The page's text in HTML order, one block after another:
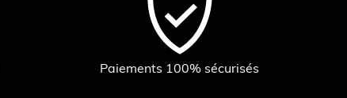
Paiements 100% sécurisés